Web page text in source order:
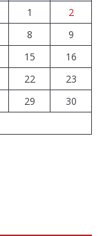
1
2
8
9
15
16
22
23
29
30